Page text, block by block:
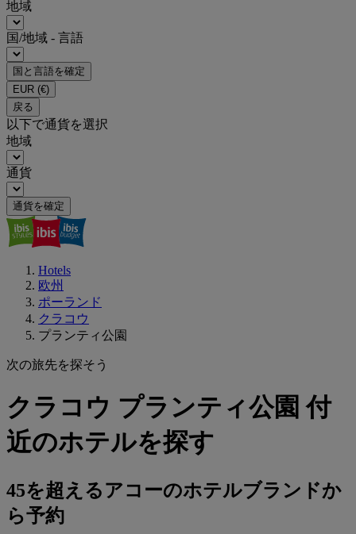
地域
国/地域 - 言語
国と言語を確定
EUR (€)
戻る
以下で通貨を選択
地域
通貨
通貨を確定
Hotels
欧州
ポーランド
クラコウ
プランティ公園
次の旅先を探そう
クラコウ プランティ公園 付
近のホテルを探す
45を超えるアコーのホテルブランドか
ら予約